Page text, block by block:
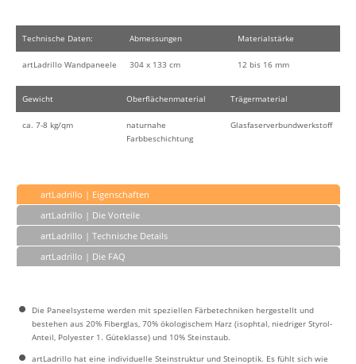
Technische Daten: Abmessungen Materialstärke
artLadrillo Wandpaneele 304 x 133 cm 12 bis 16 mm
Gewicht Oberflächenmaterial Trägermaterial
ca. 7-8 kg/qm
naturnahe
Farbbeschichtung
Glasfaserverbundwerkstoff
artLadrillo | Eigenschaften
artLadrillo | Die Vorteile
artLadrillo | Technische Details
artLadrillo | Die FAQ
Die Paneelsysteme werden mit speziellen Färbetechniken hergestellt und
bestehen aus 20% Fiberglas, 70% ökologischem Harz (isophtal, niedriger Styrol-
Anteil, Polyester 1. Güteklasse) und 10% Steinstaub.
artLadrillo hat eine individuelle Steinstruktur und Steinoptik. Es fühlt sich wie